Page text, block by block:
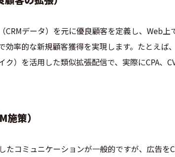
CRMデータ）を元に優良顧客を定義し、Web
効率的な新規顧客獲得を実現します。たとえば
）を活用した類似拡張配信で、実際にCPA、
策）
たコミュニケーションが一般的ですが、広告を